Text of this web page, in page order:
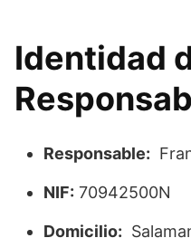
Identidad
Responsable:
NIF: 70942500N
Domicilio: